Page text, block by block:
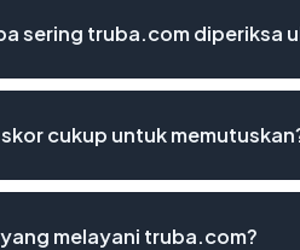
sering truba.com diperiksa
cukup untuk
yang melayani truba.com?